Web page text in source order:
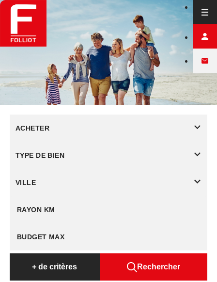
ACHETER
TYPE DE BIEN
VILLE
RAYON KM
+ de critères Rechercher